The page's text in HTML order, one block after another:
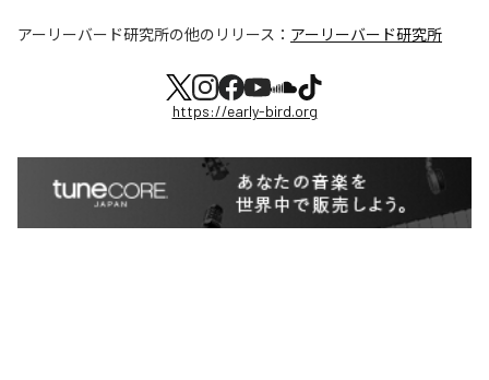
アーリーバード研究所の他のリリース： アーリーバード研究所
https://early-bird.org